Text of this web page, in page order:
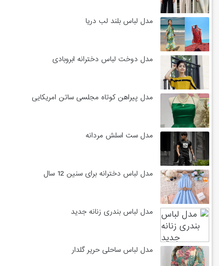
مدل لباس بلند لب دریا
مدل دوخت لباس دخترانه ابروبادی
مدل پیراهن کوتاه مجلسی ساتن امریکایی
مدل ست اسلش مردانه
مدل لباس دخترانه برای سنین 12 سال
مدل لباس بندری زنانه جدید
مدل لباس ساحلی حریر گلدار